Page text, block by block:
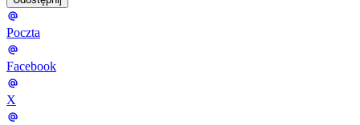
Poczta
Facebook
X